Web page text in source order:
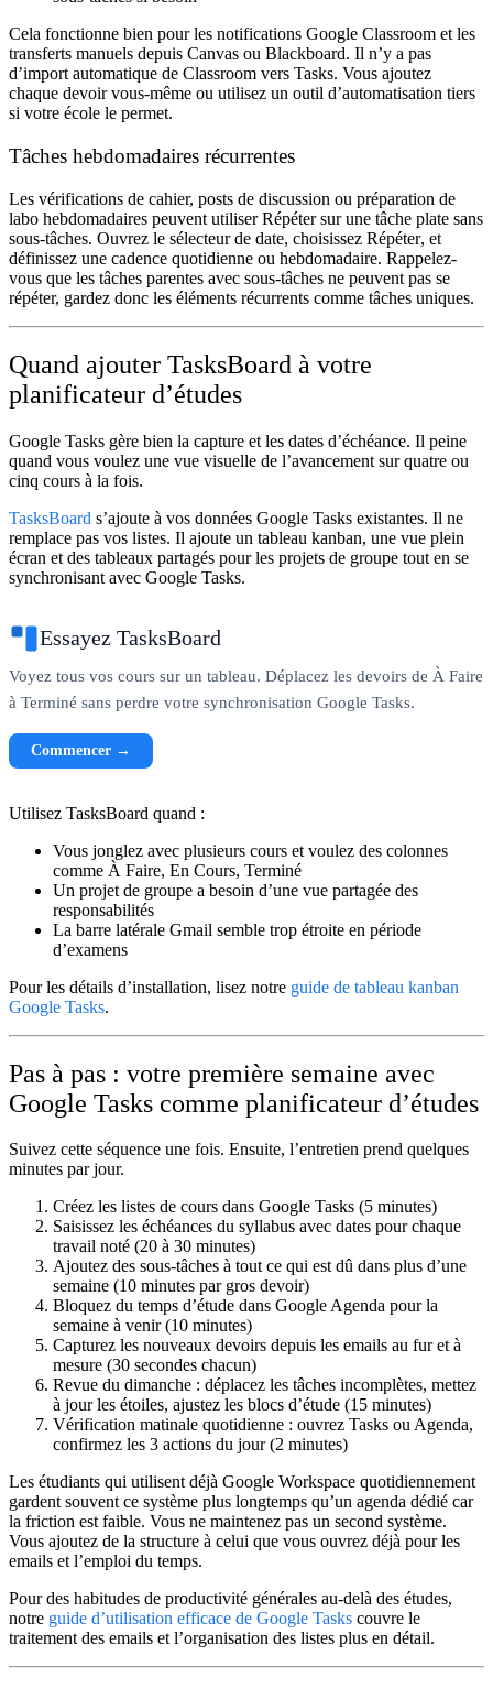
Cela fonctionne bien pour les notifications Google Classroom et les
transferts manuels depuis Canvas ou Blackboard. Il n’y a pas
d’import automatique de Classroom vers Tasks. Vous ajoutez
chaque devoir vous-même ou utilisez un outil d’automatisation tiers
si votre école le permet.
Tâches hebdomadaires récurrentes
Les vérifications de cahier, posts de discussion ou préparation de
labo hebdomadaires peuvent utiliserRépétersur une tâche plate sans
sous-tâches. Ouvrez le sélecteur de date, choisissez Répéter, et
définissez une cadence quotidienne ou hebdomadaire. Rappelez-
vous que les tâches parentes avec sous-tâches ne peuvent pas se
répéter, gardez donc les éléments récurrents comme tâches uniques.
Quand ajouter TasksBoard à votre
planificateur d’études
Google Tasks gère bien la capture et les dates d’échéance. Il peine
quand vous voulez une vue visuelle de l’avancement sur quatre ou
cinq cours à la fois.
TasksBoard s’ajoute à vos données Google Tasks existantes. Il ne
remplace pas vos listes. Il ajoute un tableau kanban, une vue plein
écran et des tableaux partagés pour les projets de groupe tout en se
synchronisant avec Google Tasks.
Essayez TasksBoard
Voyez tous vos cours sur un tableau. Déplacez les devoirs de À Faire
à Terminé sans perdre votre synchronisation Google Tasks.
Commencer →
Utilisez TasksBoard quand :
Vous jonglez avec plusieurs cours et voulez des colonnes
comme À Faire, En Cours, Terminé
Un projet de groupe a besoin d’une vue partagée des
responsabilités
La barre latérale Gmail semble trop étroite en période
d’examens
Pour les détails d’installation, lisez notre guide de tableau kanban
Google Tasks.
Pas à pas : votre première semaine avec
Google Tasks comme planificateur d’études
Suivez cette séquence une fois. Ensuite, l’entretien prend quelques
minutes par jour.
Créez les listes de cours dans Google Tasks (5 minutes)
Saisissez les échéances du syllabus avec dates pour chaque
travail noté (20 à 30 minutes)
Ajoutez des sous-tâches à tout ce qui est dû dans plus d’une
semaine (10 minutes par gros devoir)
Bloquez du temps d’étude dans Google Agenda pour la
semaine à venir (10 minutes)
Capturez les nouveaux devoirs depuis les emails au fur et à
mesure (30 secondes chacun)
Revue du dimanche : déplacez les tâches incomplètes, mettez
à jour les étoiles, ajustez les blocs d’étude (15 minutes)
Vérification matinale quotidienne : ouvrez Tasks ou Agenda,
confirmez les 3 actions du jour (2 minutes)
Les étudiants qui utilisent déjà Google Workspace quotidiennement
gardent souvent ce système plus longtemps qu’un agenda dédié car
la friction est faible. Vous ne maintenez pas un second système.
Vous ajoutez de la structure à celui que vous ouvrez déjà pour les
emails et l’emploi du temps.
Pour des habitudes de productivité générales au-delà des études,
notre guide d’utilisation efficace de Google Tasks couvre le
traitement des emails et l’organisation des listes plus en détail.